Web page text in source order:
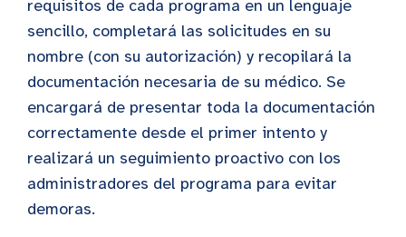
requisitos de cada programa en un lenguaje
sencillo, completará las solicitudes en su
nombre (con su autorización) y recopilará la
documentación necesaria de su médico. Se
encargará de presentar toda la documentación
correctamente desde el primer intento y
realizará un seguimiento proactivo con los
administradores del programa para evitar
demoras.